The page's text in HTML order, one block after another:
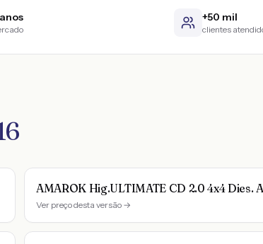
+50 mil
clientes
AMAROK Hig.ULTIMATE CD 2.0 4x4 Dies.
Ver preço desta versão →